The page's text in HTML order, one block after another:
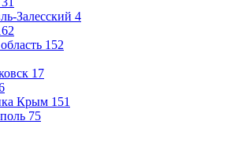
Залесский 4
152
17
Крым 151
75